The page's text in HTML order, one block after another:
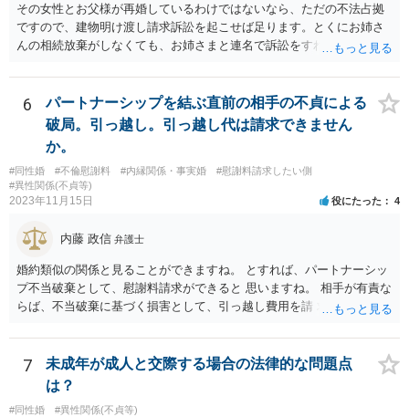
その女性とお父様が再婚しているわけではないなら、ただの不法占拠
ですので、建物明け渡し請求訴訟を起こせば足ります。とくにお姉さ
んの相続放棄がしなくても、お姉さまと連名で訴訟をすればいいだけ
6
パートナーシップを結ぶ直前の相手の不貞による
破局。引っ越し。引っ越し代は請求できません
か。
#同性婚 #不倫慰謝料 #内縁関係・事実婚
#慰謝料請求したい側
#異性関係(不貞等)
2023年11月15日 役にたった 4
内藤 政信 弁護士
婚約類似の関係と見ることができますね。 とすれば、パートナーシッ
プ不当破棄として、慰謝料請求ができると 思いますね。 相手が有責な
らば、不当破棄に基づく損害として、引っ越し費用を請 求できるよう
7
未成年が成人と交際する場合の法律的な問題点
は？
#同性婚 #異性関係(不貞等)